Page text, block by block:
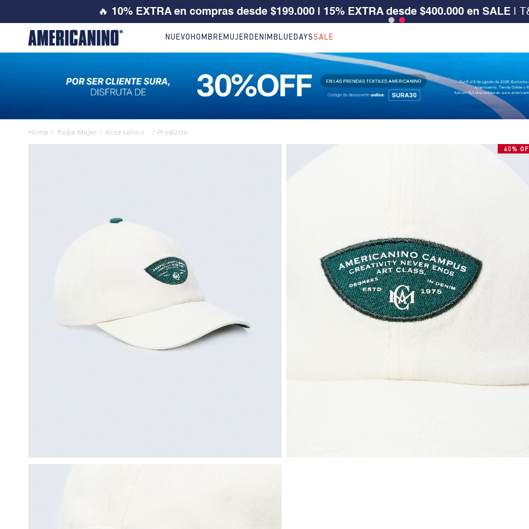
💙 SI ERES CLIENTE SURA, TIENES 30% OFF | Código: SURA30
NUEVO HOMBRE MUJER DENIM BLUEDAYSSALE
Ropa Mujer Accesorios
40%